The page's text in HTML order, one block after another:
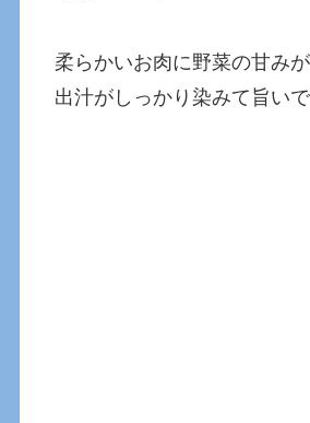
柔らかいお肉に野菜の甘み
出汁がしっかり染みて旨いで